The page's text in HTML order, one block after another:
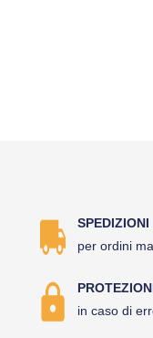
per ordini
in caso di